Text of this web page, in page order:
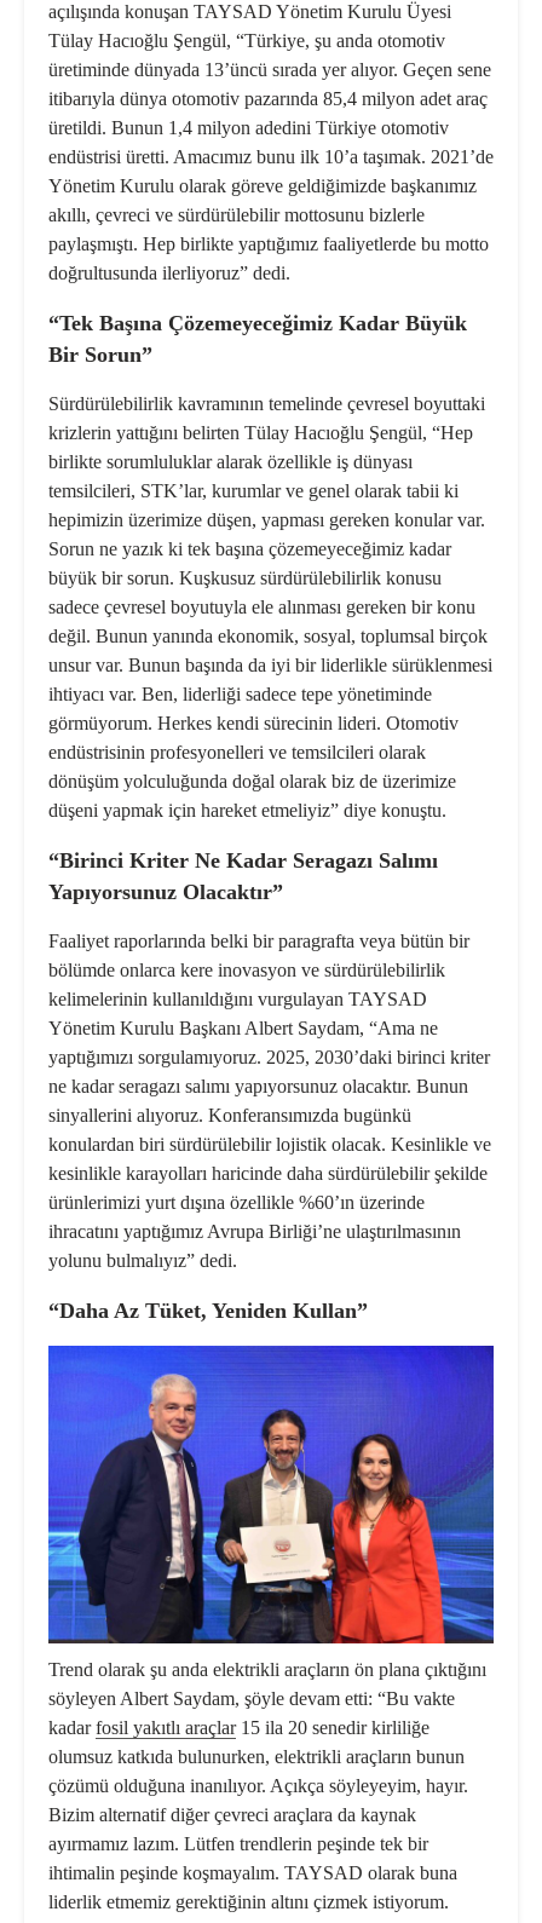
açılışında konuşan TAYSAD Yönetim Kurulu Üyesi
Tülay Hacıoğlu Şengül, “Türkiye, şu anda otomotiv
üretiminde dünyada 13’üncü sırada yer alıyor. Geçen sene
itibarıyla dünya otomotiv pazarında 85,4 milyon adet araç
üretildi. Bunun 1,4 milyon adedini Türkiye otomotiv
endüstrisi üretti. Amacımız bunu ilk 10’a taşımak. 2021’de
Yönetim Kurulu olarak göreve geldiğimizde başkanımız
akıllı, çevreci ve sürdürülebilir mottosunu bizlerle
paylaşmıştı. Hep birlikte yaptığımız faaliyetlerde bu motto
doğrultusunda ilerliyoruz” dedi.
“Tek Başına Çözemeyeceğimiz Kadar Büyük
Bir Sorun”
Sürdürülebilirlik kavramının temelinde çevresel boyuttaki
krizlerin yattığını belirten Tülay Hacıoğlu Şengül, “Hep
birlikte sorumluluklar alarak özellikle iş dünyası
temsilcileri, STK’lar, kurumlar ve genel olarak tabii ki
hepimizin üzerimize düşen, yapması gereken konular var.
Sorun ne yazık ki tek başına çözemeyeceğimiz kadar
büyük bir sorun. Kuşkusuz sürdürülebilirlik konusu
sadece çevresel boyutuyla ele alınması gereken bir konu
değil. Bunun yanında ekonomik, sosyal, toplumsal birçok
unsur var. Bunun başında da iyi bir liderlikle sürüklenmesi
ihtiyacı var. Ben, liderliği sadece tepe yönetiminde
görmüyorum. Herkes kendi sürecinin lideri. Otomotiv
endüstrisinin profesyonelleri ve temsilcileri olarak
dönüşüm yolculuğunda doğal olarak biz de üzerimize
düşeni yapmak için hareket etmeliyiz” diye konuştu.
“Birinci Kriter Ne Kadar Seragazı Salımı
Yapıyorsunuz Olacaktır”
Faaliyet raporlarında belki bir paragrafta veya bütün bir
bölümde onlarca kere inovasyon ve sürdürülebilirlik
kelimelerinin kullanıldığını vurgulayan TAYSAD
Yönetim Kurulu Başkanı Albert Saydam, “Ama ne
yaptığımızı sorgulamıyoruz. 2025, 2030’daki birinci kriter
ne kadar seragazı salımı yapıyorsunuz olacaktır. Bunun
sinyallerini alıyoruz. Konferansımızda bugünkü
konulardan biri sürdürülebilir lojistik olacak. Kesinlikle ve
kesinlikle karayolları haricinde daha sürdürülebilir şekilde
ürünlerimizi yurt dışına özellikle %60’ın üzerinde
ihracatını yaptığımız Avrupa Birliği’ne ulaştırılmasının
yolunu bulmalıyız” dedi.
“Daha Az Tüket, Yeniden Kullan”
Trend olarak şu anda elektrikli araçların ön plana çıktığını
söyleyen Albert Saydam, şöyle devam etti: “Bu vakte
kadarfosil yakıtlı araçlar15 ila 20 senedir kirliliğe
olumsuz katkıda bulunurken, elektrikli araçların bunun
çözümü olduğuna inanılıyor. Açıkça söyleyeyim, hayır.
Bizim alternatif diğer çevreci araçlara da kaynak
ayırmamız lazım. Lütfen trendlerin peşinde tek bir
ihtimalin peşinde koşmayalım. TAYSAD olarak buna
liderlik etmemiz gerektiğinin altını çizmek istiyorum.